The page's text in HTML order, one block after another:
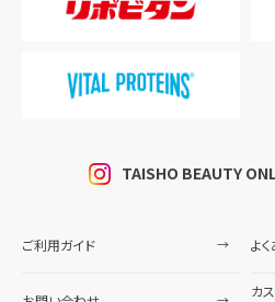
TAISHO BEAUTY
ご利用ガイド よ
カ